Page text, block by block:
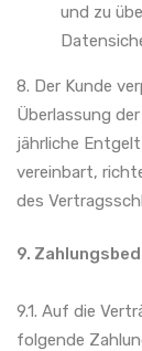
und zu
8. Der Kunde
Überlassung
jährliche
vereinbart,
des
9.
9.1. Auf die
folgende